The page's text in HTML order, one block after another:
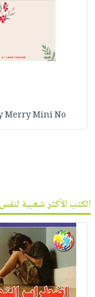
تواصل
Merry Mini No
الكتب الأكثر شعبية